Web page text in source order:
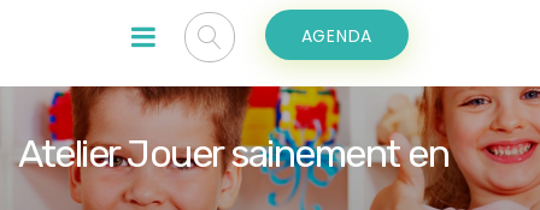
AGENDA
Atelier Jouer sainement en